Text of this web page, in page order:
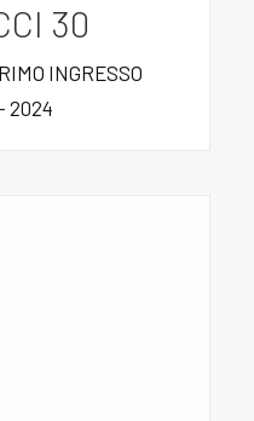
30
INGRESSO
2024